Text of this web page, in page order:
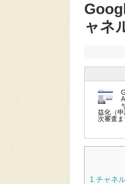
ャネ
益化（
次審査ま
1 チャネ